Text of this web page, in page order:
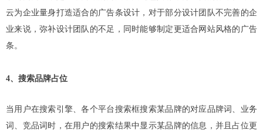
云为企业量身打造适合的广告条设计，对于部分设计团队不完善的企
业来说，弥补设计团队的不足，同时能够制定更适合网站风格的广告
条。
4、搜索品牌占位
当用户在搜索引擎、各个平台搜索框搜索某品牌的对应品牌词、业务
词、竞品词时，在用户的搜索结果中显示某品牌的信息，并且占位更